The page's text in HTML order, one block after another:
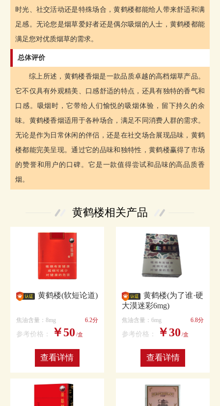
时光、社交活动还是特殊场合，黄鹤楼都能给人带来舒适和满
足感。无论您是烟草爱好者还是偶尔吸烟的人士，黄鹤楼都能
满足您对优质烟草的需求。
总体评价
综上所述，黄鹤楼香烟是一款品质卓越的高档烟草产品。
它不仅具有外观精美、口感舒适的特点，还具有独特的香气和
口感。吸烟时，它带给人们愉悦的吸烟体验，留下持久的余
味。黄鹤楼香烟适用于各种场合，满足不同消费人群的需求。
无论是作为日常休闲的伴侣，还是在社交场合展现品味，黄鹤
楼都能完美呈现。通过它的品味和独特性，黄鹤楼赢得了市场
的赞誉和用户的口碑。它是一款值得尝试和品味的高品质香
烟。
黄鹤楼相关产品
黄鹤楼(软短论道)
焦油含量：8mg 6.2分
参考价格： ￥50 /盒
查看详情
黄鹤楼(为了谁·硬
大漠迷彩6mg)
焦油含量：6mg 6.8分
参考价格： ￥30 /盒
查看详情